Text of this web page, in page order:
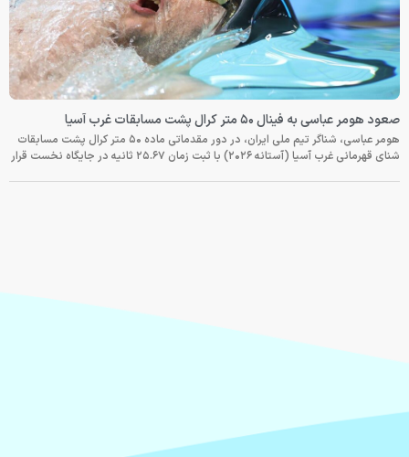
صعود هومر عباسی به فینال ۵۰ متر کرال پشت مسابقات غرب آسیا
هومر عباسی، شناگر تیم ملی ایران، در دور مقدماتی ماده ۵۰ متر کرال پشت مسابقات
شنای قهرمانی غرب آسیا (آستانه ۲۰۲۶) با ثبت زمان ۲۵.۶۷ ثانیه در جایگاه نخست قرار